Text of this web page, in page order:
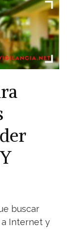
buscar
Internet y